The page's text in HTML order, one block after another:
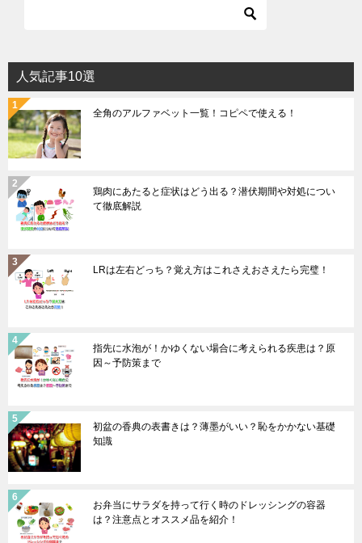
人気記事10選
全角のアルファベット一覧！コピペで使える！
鶏肉にあたると症状はどう出る？潜伏期間や対処につい
て徹底解説
LRは左右どっち？覚え方はこれさえおさえたら完璧！
指先に水泡が！かゆくない場合に考えられる疾患は？原
因～予防策まで
初盆の香典の表書きは？薄墨がいい？恥をかかない基礎
知識
お弁当にサラダを持って行く時のドレッシングの容器
は？注意点とオススメ品を紹介！